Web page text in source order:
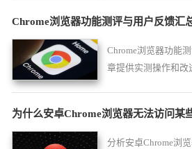
Chrome浏览器功能测评与用户反馈汇
Chrome浏览器功能
章提供实测操作和改
为什么安卓Chrome浏览器无法访问某
分析安卓Chrome浏